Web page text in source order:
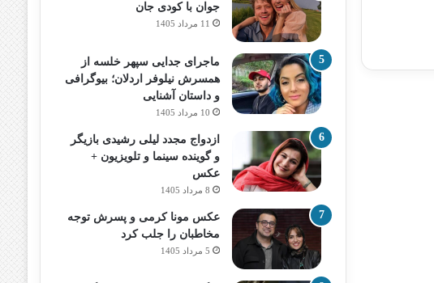
جوان با کودی جان
11 مرداد 1405
ماجرای جدایی سپهر خلسه از
همسرش نیلوفر اردلان؛ بیوگرافی
و داستان آشنایی
10 مرداد 1405
ازدواج مجدد لیلی رشیدی بازیگر
و گوینده سینما و تلویزیون +
عکس
8 مرداد 1405
عکس مونا کرمی و پسرش توجه
مخاطبان را جلب کرد
5 مرداد 1405